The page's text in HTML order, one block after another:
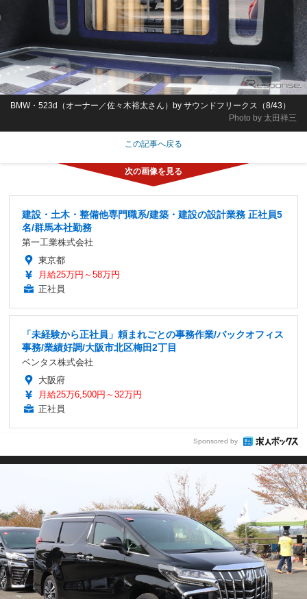
Photo by 太田祥三
BMW・523d（オーナー／佐々木裕太さん）by サウンドフリークス（8/43）
この記事へ戻る
建設・土木・整備他専門職系/建築・建設の設計業務 正社員5
名/群馬本社勤務
第一工業株式会社
東京都
月給25万円～58万円
正社員
「未経験から正社員」頼まれごとの事務作業/バックオフィス
事務/業績好調/大阪市北区梅田2丁目
ベンタス株式会社
大阪府
月給25万6,500円～32万円
正社員
Sponsored by